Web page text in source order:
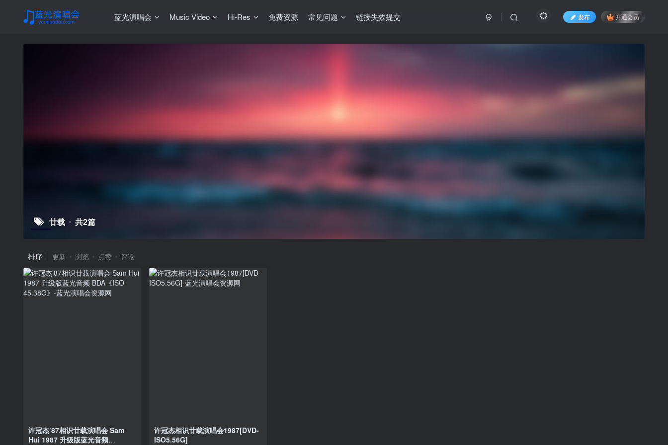
蓝光演唱会 Music Video Hi-Res 免费资源 常见问题 链接失效提交 发布 开通会员
廿载 共2篇
排序 更新 浏览 点赞 评论
许冠杰’87相识廿载演唱会 Sam
Hui 1987 升级版蓝光音频
许冠杰相识廿载演唱会1987[DVD-
ISO5.56G]